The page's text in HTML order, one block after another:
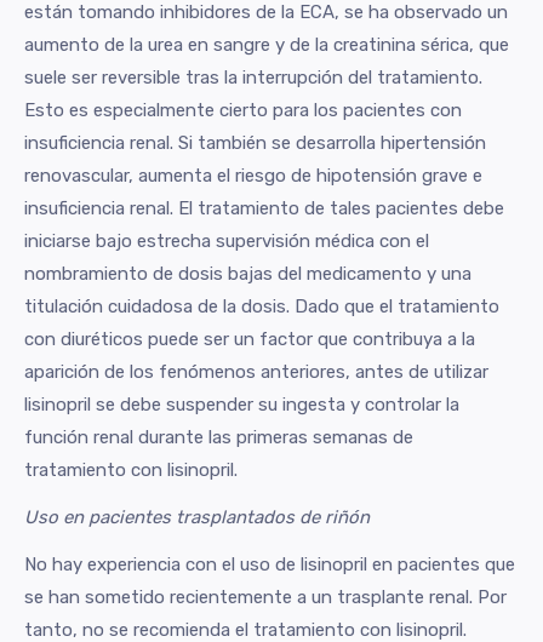
están tomando inhibidores de la ECA, se ha observado un
aumento de la urea en sangre y de la creatinina sérica, que
suele ser reversible tras la interrupción del tratamiento.
Esto es especialmente cierto para los pacientes con
insuficiencia renal. Si también se desarrolla hipertensión
renovascular, aumenta el riesgo de hipotensión grave e
insuficiencia renal. El tratamiento de tales pacientes debe
iniciarse bajo estrecha supervisión médica con el
nombramiento de dosis bajas del medicamento y una
titulación cuidadosa de la dosis. Dado que el tratamiento
con diuréticos puede ser un factor que contribuya a la
aparición de los fenómenos anteriores, antes de utilizar
lisinopril se debe suspender su ingesta y controlar la
función renal durante las primeras semanas de
tratamiento con lisinopril.
Uso en pacientes trasplantados de riñón
No hay experiencia con el uso de lisinopril en pacientes que
se han sometido recientemente a un trasplante renal. Por
tanto, no se recomienda el tratamiento con lisinopril.